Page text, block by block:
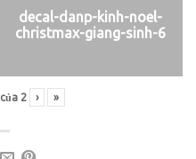
decal-danp-kinh-noel-
christmax-giang-sinh-6
của 2 › »